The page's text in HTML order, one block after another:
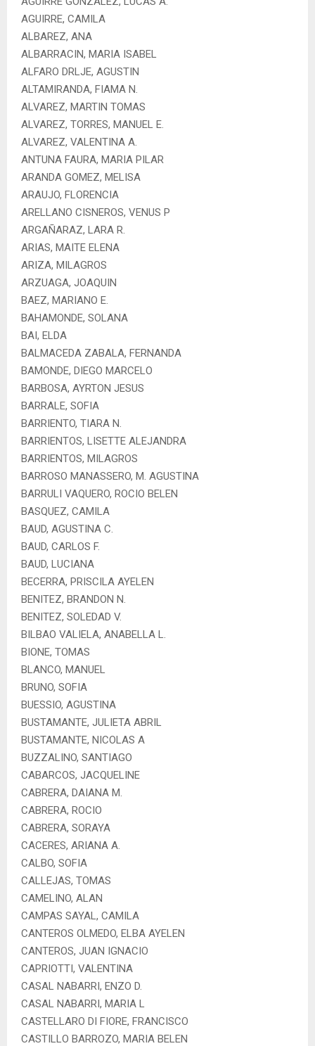
AGUIRRE, CAMILA
ALBAREZ, ANA
ALBARRACIN, MARIA ISABEL
ALFARO DRLJE, AGUSTIN
ALTAMIRANDA, FIAMA N.
ALVAREZ, MARTIN TOMAS
ALVAREZ, TORRES, MANUEL E.
ALVAREZ, VALENTINA A.
ANTUNA FAURA, MARIA PILAR
ARANDA GOMEZ, MELISA
ARAUJO, FLORENCIA
ARELLANO CISNEROS, VENUS P
ARGAÑARAZ, LARA R.
ARIAS, MAITE ELENA
ARIZA, MILAGROS
ARZUAGA, JOAQUIN
BAEZ, MARIANO E.
BAHAMONDE, SOLANA
BAI, ELDA
BALMACEDA ZABALA, FERNANDA
BAMONDE, DIEGO MARCELO
BARBOSA, AYRTON JESUS
BARRALE, SOFIA
BARRIENTO, TIARA N.
BARRIENTOS, LISETTE ALEJANDRA
BARRIENTOS, MILAGROS
BARROSO MANASSERO, M. AGUSTINA
BARRULI VAQUERO, ROCIO BELEN
BASQUEZ, CAMILA
BAUD, AGUSTINA C.
BAUD, CARLOS F.
BAUD, LUCIANA
BECERRA, PRISCILA AYELEN
BENITEZ, BRANDON N.
BENITEZ, SOLEDAD V.
BILBAO VALIELA, ANABELLA L.
BIONE, TOMAS
BLANCO, MANUEL
BRUNO, SOFIA
BUESSIO, AGUSTINA
BUSTAMANTE, JULIETA ABRIL
BUSTAMANTE, NICOLAS A
BUZZALINO, SANTIAGO
CABARCOS, JACQUELINE
CABRERA, DAIANA M.
CABRERA, ROCIO
CABRERA, SORAYA
CACERES, ARIANA A.
CALBO, SOFIA
CALLEJAS, TOMAS
CAMELINO, ALAN
CAMPAS SAYAL, CAMILA
CANTEROS OLMEDO, ELBA AYELEN
CANTEROS, JUAN IGNACIO
CAPRIOTTI, VALENTINA
CASAL NABARRI, ENZO D.
CASAL NABARRI, MARIA L
CASTELLARO DI FIORE, FRANCISCO
CASTILLO BARROZO, MARIA BELEN